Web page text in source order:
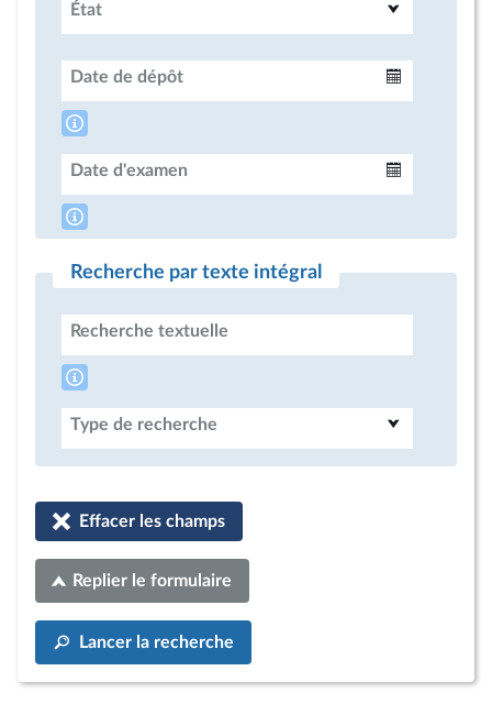
État
Date de dépôt
Date d'examen
Recherche par texte intégral
Recherche textuelle
Type de recherche
Effacer les champs
Replier le formulaire
Lancer la recherche